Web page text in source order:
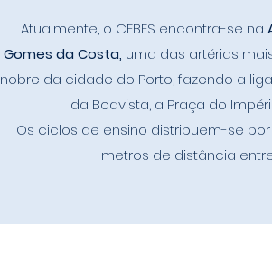
Atualmente, o CEBES encontra-se na
Gomes da Costa, uma das artérias
nobre da cidade do Porto, fazendo a
da Boavista, a Praça do
Os ciclos de ensino distribuem-se
metros de distância